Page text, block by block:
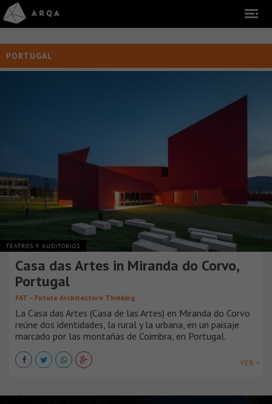
PORTUGAL
TEATROS Y AUDITORIOS
Casa das Artes in Miranda do Corvo,
Portugal
FAT – Future Architecture Thinking
La Casa das Artes (Casa de las Artes) en Miranda do Corvo
reúne dos identidades, la rural y la urbana, en un paisaje
marcado por las montañas de Coimbra, en Portugal.
VER +